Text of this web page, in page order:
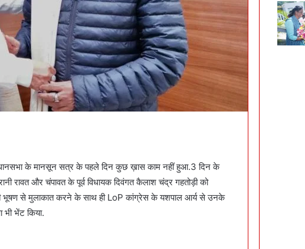
के मानसून सत्र के पहले दिन कुछ ख़ास काम नहीं हुआ.3 दिन के
रावत और चंपावत के पूर्व विधायक दिवंगत कैलाश चंद्र गहतोड़ी को
भूषण से मुलाकात करने के साथ ही LoP कांग्रेस के यशपाल आर्य से उनके
भी भेंट किया.